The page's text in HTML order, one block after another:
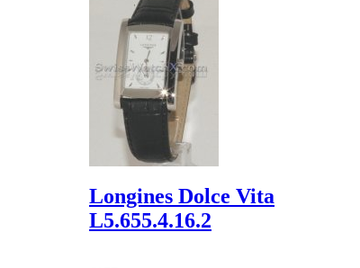
Longines Dolce Vita
L5.655.4.16.2